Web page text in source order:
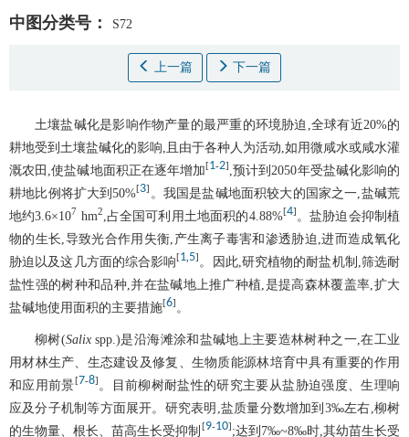
中图分类号： S72
上一篇 下一篇
土壤盐碱化是影响作物产量的最严重的环境胁迫,全球有近20%的
耕地受到土壤盐碱化的影响,且由于各种人为活动,如用微咸水或咸水灌
溉农田,使盐碱地面积正在逐年增加[1-2] ,预计到2050年受盐碱化影响的
耕地比例将扩大到50%[3] 。我国是盐碱地面积较大的国家之一,盐碱荒
地约3.6×107 hm2 ,占全国可利用土地面积的4.88%[4] 。盐胁迫会抑制植
物的生长,导致光合作用失衡,产生离子毒害和渗透胁迫,进而造成氧化
胁迫以及这几方面的综合影响[1,5] 。因此,研究植物的耐盐机制,筛选耐
盐性强的树种和品种,并在盐碱地上推广种植,是提高森林覆盖率,扩大
盐碱地使用面积的主要措施[6] 。
柳树(Salixspp.)是沿海滩涂和盐碱地上主要造林树种之一,在工业
用材林生产、生态建设及修复、生物质能源林培育中具有重要的作用
和应用前景[7-8] 。目前柳树耐盐性的研究主要从盐胁迫强度、生理响
应及分子机制等方面展开。研究表明,盐质量分数增加到3‰左右,柳树
的生物量、根长、苗高生长受抑制 [9-10] ;达到7‰~8‰时,其幼苗生长受